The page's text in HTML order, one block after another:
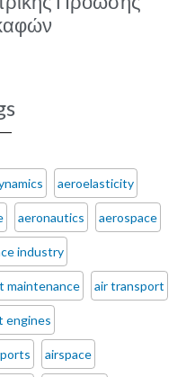
aeroelasticity
aeronautics aerospace
industry
maintenance air transport
engines
airspace